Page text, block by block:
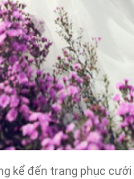
kể đến trang phục